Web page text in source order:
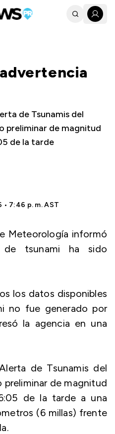
de Tsunamis del
preliminar de magnitud
de la tarde
7:46 p. m. AST
Meteorología informó
tsunami ha sido
los datos disponibles
no fue generado por
la agencia en una
de Tsunamis del
de magnitud
de la tarde a una
(6 millas) frente